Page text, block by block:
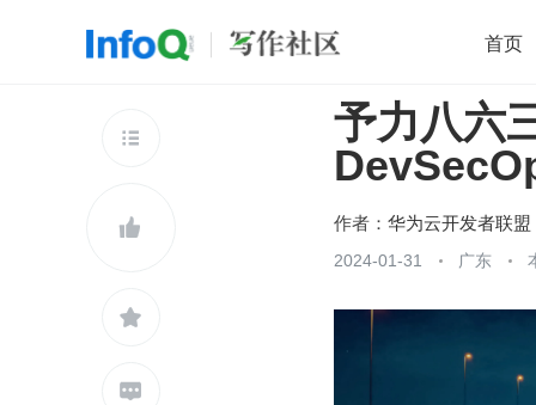
首页
开源 架构
团队管理
查看更多




予力八六
作者： 华为云开发者联盟
2024-01-31 广东